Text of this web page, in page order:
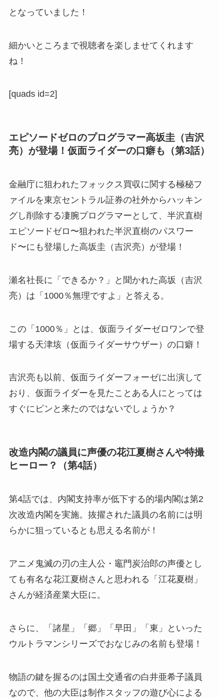
となっていました！
細かいところまで視聴者を楽しませてくれます
ね！
[quads id=2]
エピソードゼロのプログラマー高坂圭（吉沢
亮）が登場！仮面ライダーの口癖も（第3話）
金融庁に狙われたフォックス買収に関する極秘フ
ァイルを東京セントラル証券の社外からハッキン
グし削除する凄腕プログラマーとして、半沢直樹
エピソードゼロ〜狙われた半沢直樹のパスワー
ド〜にも登場した高坂圭（吉沢亮）が登場！
瀬名社長に「できるか？」と聞かれた高坂（吉沢
亮）は「1000％無理ですよ」と答える。
この「1000％」とは、仮面ライダーゼロワンで登
場する天津垓（仮面ライダーサウザー）の口癖！
吉沢亮も以前、仮面ライダーフォーゼに出演して
おり、仮面ライダーを見たことある人にとっては
すぐにピンと来たのではないでしょうか？
改造内閣の議員に声優の花江夏樹さんや特撮
ヒーロー？（第4話）
第4話では、内閣支持率が低下する的場内閣は第2
次改造内閣を実施。抜擢された議員の名前には明
らかに狙っているとも思える名前が！
アニメ鬼滅の刃の主人公・竈門炭治郎の声優とし
ても有名な花江夏樹さんと思われる「江花夏樹」
さんが経済産業大臣に。
さらに、「諸星」「郷」「早田」「東」といった
ウルトラマンシリーズでおなじみの名前も登場！
物語の鍵を握るのは国土交通省の白井亜希子議員
なので、他の大臣は制作スタッフの遊び心による